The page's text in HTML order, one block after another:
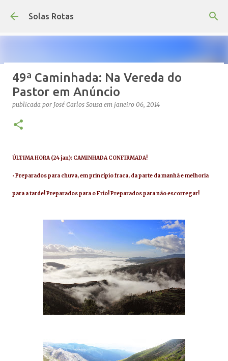
Avançar para o conteúdo principal
Solas Rotas
Os Solas Rotas estão de férias
publicada porsaos emjulho 03, 2026 FÉRIAS
49ª Caminhada: Na Vereda do
Pastor em Anúncio
publicada por José Carlos Sousa em janeiro 06, 2014
ÚLTIMA HORA (24 jan): CAMINHADA CONFIRMADA!
• Preparados para chuva, em princípio fraca, da parte da manhã e melhoria
para a tarde! Preparados para o Frio! Preparados para não escorregar!